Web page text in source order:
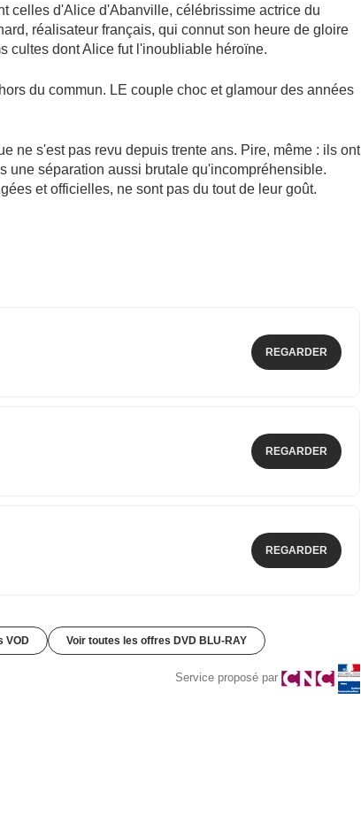
celles d'Alice d'Abanville, célébrissime actrice du
réalisateur français, qui connut son heure de gloire
cultes dont Alice fut l'inoubliable héroïne.
du commun. LE couple choc et glamour des années
ne s'est pas revu depuis trente ans. Pire, même : ils ont
une séparation aussi brutale qu'incompréhensible.
et officielles, ne sont pas du tout de leur goût.
REGARDER
REGARDER
REGARDER
VOD Voir toutes les offres DVD BLU-RAY
Service proposé par